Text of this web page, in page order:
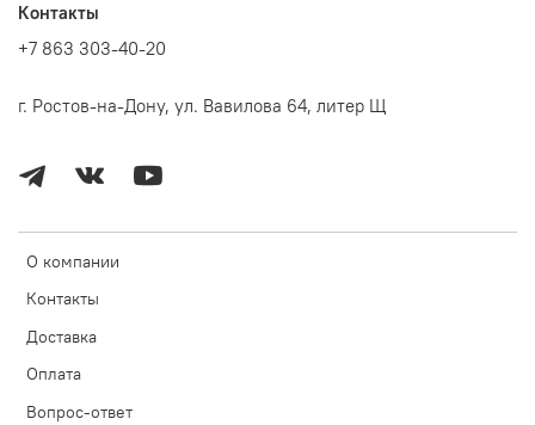
О компании
Контакты
Доставка
Оплата
Вопрос-ответ
Контакты
+7 863 303-40-20
г. Ростов-на-Дону, ул. Вавилова 64, литер Щ